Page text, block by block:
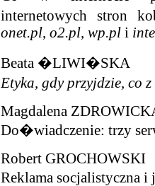
internetowych stron
onet.pl, o2.pl, wp.pl i
Beata �LIWI�SKA
Etyka, gdy przyjdzie,
Magdalena
Do�wiadczenie: trzy
Robert GROCHOWSKI
Reklama